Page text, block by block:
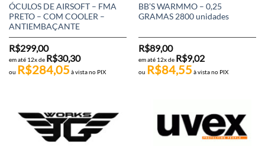
ÓCULOS DE AIRSOFT – FMA
PRETO – COM COOLER –
ANTIEMBAÇANTE
R$299,00
em até 12x de R$30,30
ou R$284,05 à vista no PIX
BB’S WARMMO – 0,25
GRAMAS 2800 unidades
R$89,00
em até 12x de R$9,02
ou R$84,55 à vista no PIX